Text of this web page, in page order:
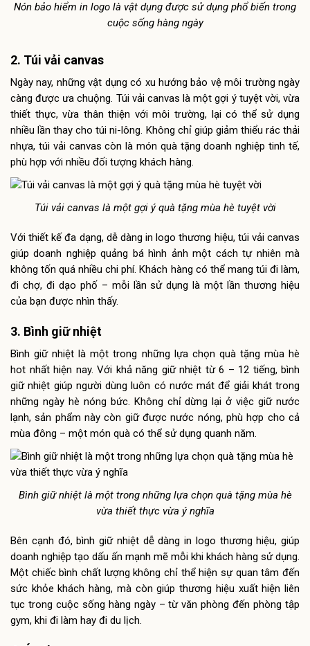
Nón bảo hiểm in logo là vật dụng được sử dụng phổ biến trong
cuộc sống hàng ngày
2. Túi vải canvas
Ngày nay, những vật dụng có xu hướng bảo vệ môi trường ngày
càng được ưa chuộng. Túi vải canvas là một gợi ý tuyệt vời, vừa
thiết thực, vừa thân thiện với môi trường, lại có thể sử dụng
nhiều lần thay cho túi ni-lông. Không chỉ giúp giảm thiểu rác thải
nhựa, túi vải canvas còn là món quà tặng doanh nghiệp tinh tế,
phù hợp với nhiều đối tượng khách hàng.
Túi vải canvas là một gợi ý quà tặng mùa hè tuyệt vời
Với thiết kế đa dạng, dễ dàng in logo thương hiệu, túi vải canvas
giúp doanh nghiệp quảng bá hình ảnh một cách tự nhiên mà
không tốn quá nhiều chi phí. Khách hàng có thể mang túi đi làm,
đi chợ, đi dạo phố – mỗi lần sử dụng là một lần thương hiệu
của bạn được nhìn thấy.
3. Bình giữ nhiệt
Bình giữ nhiệt là một trong những lựa chọn quà tặng mùa hè
hot nhất hiện nay. Với khả năng giữ nhiệt từ 6 – 12 tiếng, bình
giữ nhiệt giúp người dùng luôn có nước mát để giải khát trong
những ngày hè nóng bức. Không chỉ dừng lại ở việc giữ nước
lạnh, sản phẩm này còn giữ được nước nóng, phù hợp cho cả
mùa đông – một món quà có thể sử dụng quanh năm.
Bình giữ nhiệt là một trong những lựa chọn quà tặng mùa hè
vừa thiết thực vừa ý nghĩa
Bên cạnh đó, bình giữ nhiệt dễ dàng in logo thương hiệu, giúp
doanh nghiệp tạo dấu ấn mạnh mẽ mỗi khi khách hàng sử dụng.
Một chiếc bình chất lượng không chỉ thể hiện sự quan tâm đến
sức khỏe khách hàng, mà còn giúp thương hiệu xuất hiện liên
tục trong cuộc sống hàng ngày – từ văn phòng đến phòng tập
gym, khi đi làm hay đi du lịch.